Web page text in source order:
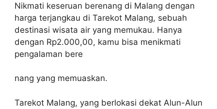
Nikmati keseruan berenang di Malang dengan
harga terjangkau di Tarekot Malang, sebuah
destinasi wisata air yang memukau. Hanya
dengan Rp2.000,00, kamu bisa menikmati
pengalaman bere
nang yang memuaskan.
Tarekot Malang, yang berlokasi dekat Alun-Alun